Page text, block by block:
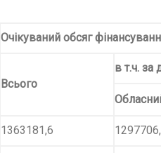
Очікуваний обсяг
Всього
в т.ч.
1363181,6